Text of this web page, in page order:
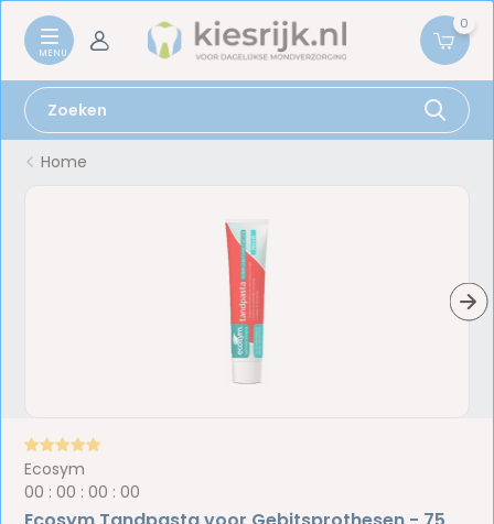
0
Home
Ecosym
00 :00 :00 :00